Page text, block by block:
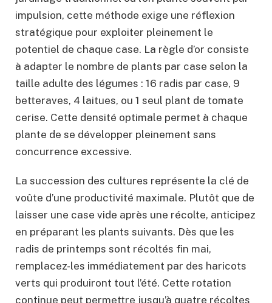
impulsion, cette méthode exige une réflexion
stratégique pour exploiter pleinement le
potentiel de chaque case. La règle d’or consiste
à adapter le nombre de plants par case selon la
taille adulte des légumes : 16 radis par case, 9
betteraves, 4 laitues, ou 1 seul plant de tomate
cerise. Cette densité optimale permet à chaque
plante de se développer pleinement sans
concurrence excessive.
La succession des cultures représente la clé de
voûte d’une productivité maximale. Plutôt que de
laisser une case vide après une récolte, anticipez
en préparant les plants suivants. Dès que les
radis de printemps sont récoltés fin mai,
remplacez-les immédiatement par des haricots
verts qui produiront tout l’été. Cette rotation
continue peut permettre jusqu’à quatre récoltes